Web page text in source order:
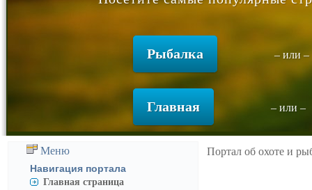
Рыбалка – или
Главная – или –
Меню
Навигация портала
Главная страница
Портал об охоте и